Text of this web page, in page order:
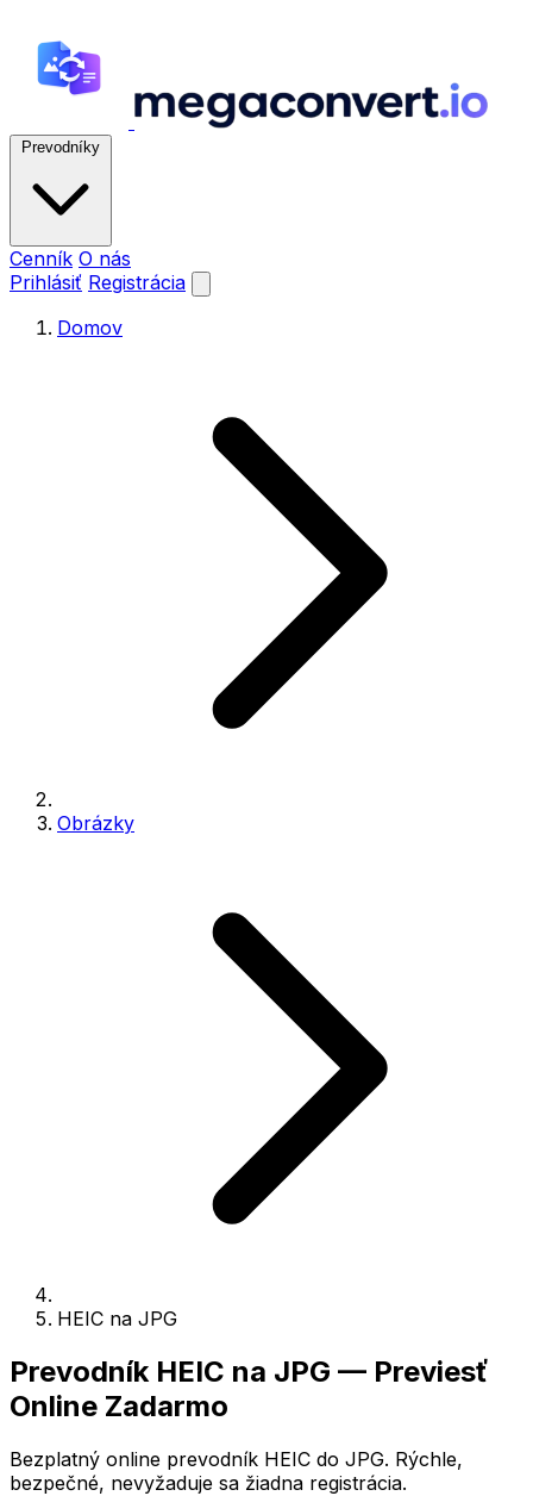
Prevodníky
Cenník O nás
Prihlásiť Registrácia
Domov
Obrázky
HEIC na JPG
Prevodník HEIC na JPG — Previesť
Online Zadarmo
Bezplatný online prevodník HEIC do JPG. Rýchle,
bezpečné, nevyžaduje sa žiadna registrácia.